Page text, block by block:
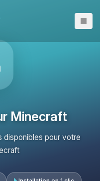
Minecraft
disponibles pour votre